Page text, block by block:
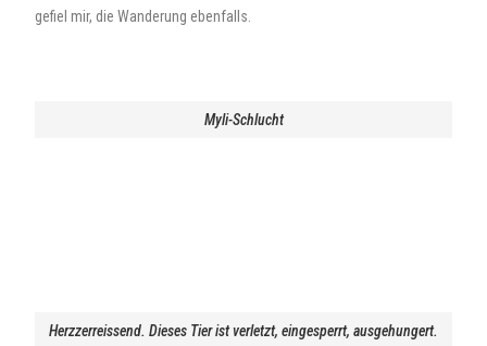
gefiel mir, die Wanderung ebenfalls.
Myli-Schlucht
Herzzerreissend. Dieses Tier ist verletzt, eingesperrt, ausgehungert.